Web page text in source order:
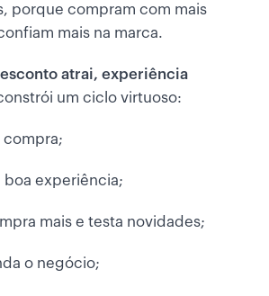
porque compram com mais
mais na marca.
atrai, experiência
um ciclo virtuoso:
boa experiência;
mais e testa novidades;
o negócio;